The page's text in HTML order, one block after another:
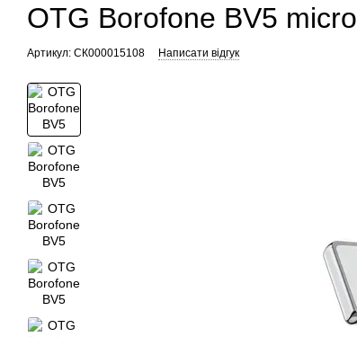
OTG Borofone BV5
Артикул: СК000015108 Написати відгук